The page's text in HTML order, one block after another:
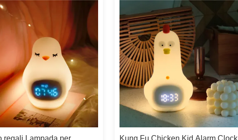
regali Lampada per Kung Fu Chicken Kid Alarm Clock